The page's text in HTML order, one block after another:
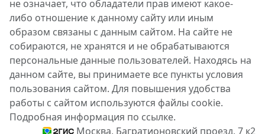
не означает, что обладатели прав имеют какое-
либо отношение к данному сайту или иным
образом связаны с данным сайтом. На сайте не
собираются, не хранятся и не обрабатываются
персональные данные пользователей. Находясь на
данном сайте, вы принимаете все пункты условия
пользования сайтом. Для повышения удобства
работы с сайтом используются файлы cookie.
Подробная информация по ссылке.
Москва, Багратионовский проезд, 7 к2